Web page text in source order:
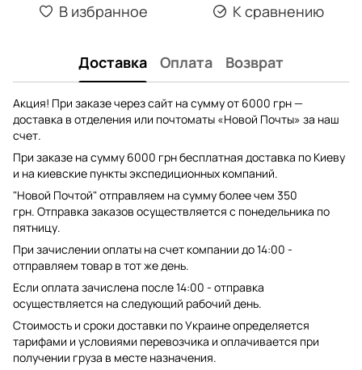
В избранное К сравнению
Доставка Оплата Возврат
Акция! При заказе через сайт на сумму от 6000 грн —
доставка в отделения или почтоматы «Новой Почты» за наш
счет.
При заказе на сумму 6000 грн бесплатная доставка по Киеву
и на киевские пункты экспедиционных компаний.
"Новой Почтой" отправляем на сумму более чем 350
грн. Отправка заказов осуществляется с понедельника по
пятницу.
При зачислении оплаты на счет компании до 14:00 -
отправляем товар в тот же день.
Если оплата зачислена после 14:00 - отправка
осуществляется на следующий рабочий день.
Стоимость и сроки доставки по Украине определяется
тарифами и условиями перевозчика и оплачивается при
получении груза в месте назначения.